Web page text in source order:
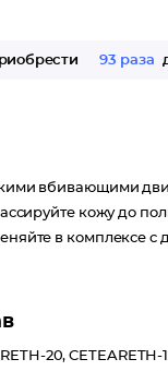
93 раза
вбивающими
кожу до
в комплексе
20,